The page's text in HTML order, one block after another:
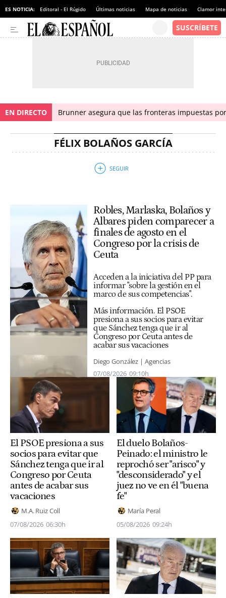
ES NOTICIA: Editoral - El Rúgido Últimas noticias Mapa de noticias Clamor
EN DIRECTO Brunner asegura que las fronteras impuestas
FÉLIX BOLAÑOS GARCÍA
Robles, Marlaska, Bolaños y
Albares piden comparecer a
finales de agosto en el
Congreso por la crisis de
Ceuta
Acceden a la iniciativa del PP para
informar "sobre la gestión en el
marco de sus competencias".
Más información. El PSOE
presiona a sus socios para evitar
que Sánchez tenga que ir al
Congreso por Ceuta antes de
acabar sus vacaciones
Diego González | Agencias
07/08/2026 09:10h
El PSOE presiona a sus
socios para evitar que
Sánchez tenga que ir al
Congreso por Ceuta
antes de acabar sus
vacaciones
M.A. Ruiz Coll
07/08/2026 06:30h
El duelo Bolaños-
Peinado: el ministro le
reprochó ser "arisco" y
"desconsiderado" y el
juez no ve en él "buena
fe"
María Peral
05/08/2026 09:24h